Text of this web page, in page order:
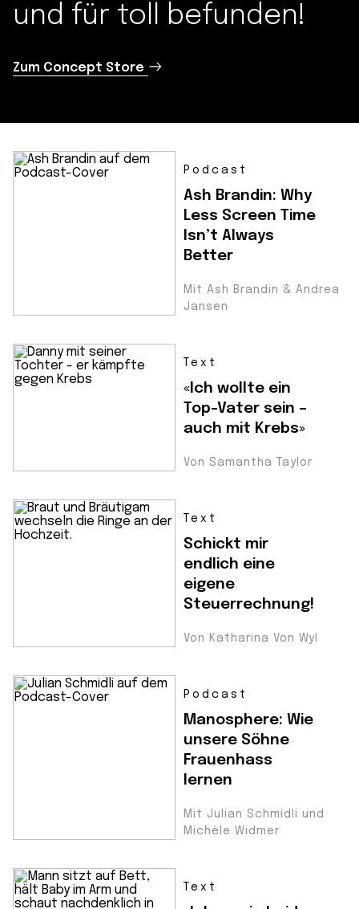
und für toll befunden!
Zum Concept Store
Podcast
Ash Brandin: Why
Less Screen Time
Isn’t Always
Better
Mit Ash Brandin & Andrea
Jansen
Text
«Ich wollte ein
Top-Vater sein –
auch mit Krebs»
Von Samantha Taylor
Text
Schickt mir
endlich eine
eigene
Steuerrechnung!
Von Katharina Von Wyl
Podcast
Manosphere: Wie
unsere Söhne
Frauenhass
lernen
Mit Julian Schmidli und
Michèle Widmer
Text